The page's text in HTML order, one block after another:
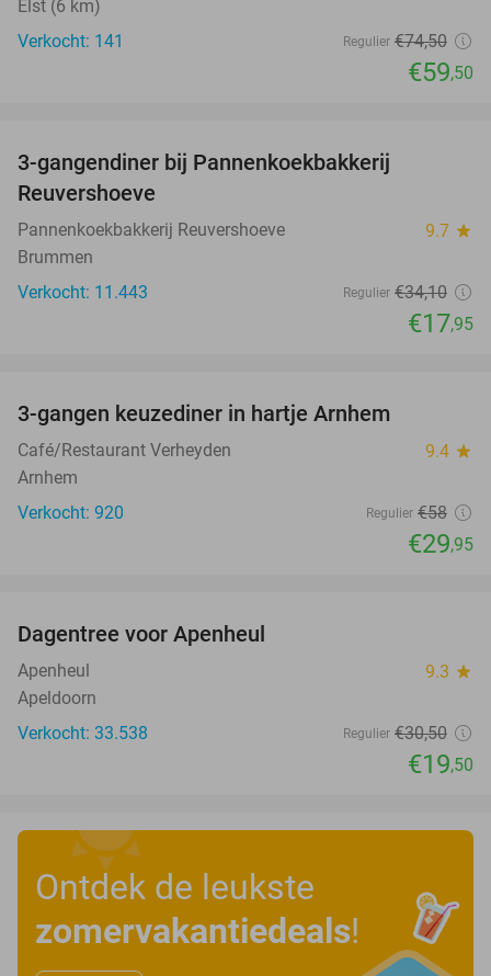
Elst (6 km)
Verkocht: 141
Regulier €74,50
€59,50
3-gangendiner bij Pannenkoekbakkerij
Reuvershoeve
Pannenkoekbakkerij Reuvershoeve 9.7 star
Brummen
Verkocht: 11.443
Regulier €34,10
€17,95
3-gangen keuzediner in hartje Arnhem
Café/Restaurant Verheyden 9.4 star
Arnhem
Verkocht: 920
Regulier €58
€29,95
Dagentree voor Apenheul
Apenheul 9.3 star
Apeldoorn
Verkocht: 33.538
Regulier €30,50
€19,50
Ontdek de leukste
zomervakantiedeals!